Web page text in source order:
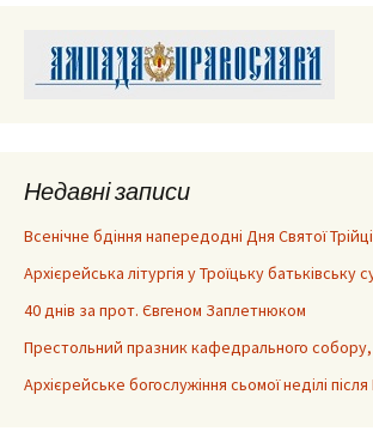
Недавні записи
Всенічне бдіння напередодні Дня Святої Трійці
Архієрейська літургія у Троїцьку батьківську
40 днів за прот. Євгеном Заплетнюком
Престольний празник кафедрального
Архієрейське богослужіння сьомої неділі